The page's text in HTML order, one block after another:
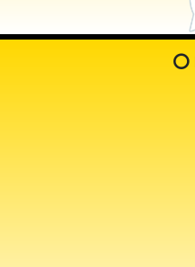
⭕️